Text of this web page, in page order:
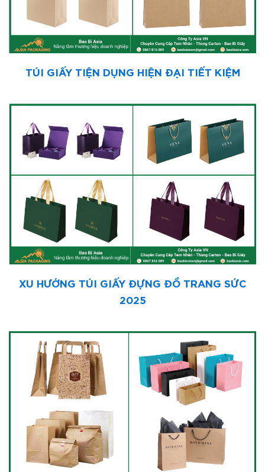
TÚI GIẤY TIỆN DỤNG HIỆN ĐẠI TIẾT KIỆM
XU HƯỚNG TÚI GIẤY ĐỰNG ĐỒ TRANG SỨC
2025